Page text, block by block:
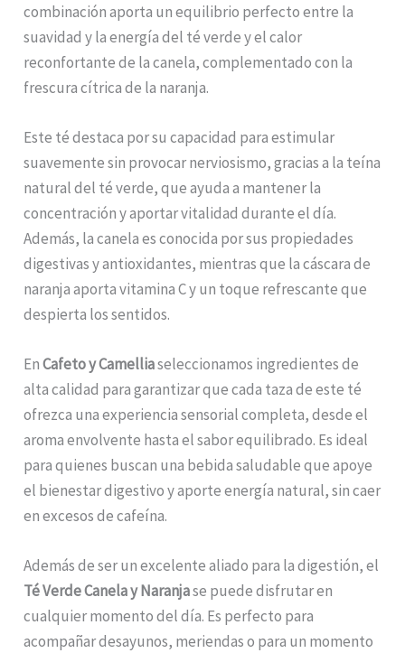
combinación aporta un equilibrio perfecto entre la
suavidad y la energía del té verde y el calor
reconfortante de la canela, complementado con la
frescura cítrica de la naranja.
Este té destaca por su capacidad para estimular
suavemente sin provocar nerviosismo, gracias a la teína
natural del té verde, que ayuda a mantener la
concentración y aportar vitalidad durante el día.
Además, la canela es conocida por sus propiedades
digestivas y antioxidantes, mientras que la cáscara de
naranja aporta vitamina C y un toque refrescante que
despierta los sentidos.
EnCafeto y Camelliaseleccionamos ingredientes de
alta calidad para garantizar que cada taza de este té
ofrezca una experiencia sensorial completa, desde el
aroma envolvente hasta el sabor equilibrado. Es ideal
para quienes buscan una bebida saludable que apoye
el bienestar digestivo y aporte energía natural, sin caer
en excesos de cafeína.
Además de ser un excelente aliado para la digestión, el
Té Verde Canela y Naranjase puede disfrutar en
cualquier momento del día. Es perfecto para
acompañar desayunos, meriendas o para un momento